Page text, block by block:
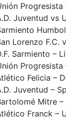
Juventud vs
Lorenzo
Sarmiento –
Felicia –
Juventud –
Mitre –
Franck –